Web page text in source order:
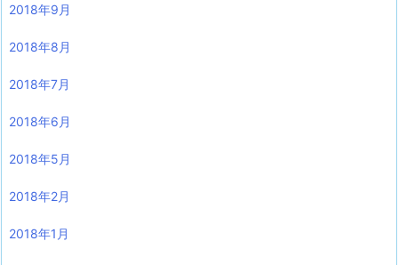
2018年9月
2018年8月
2018年7月
2018年6月
2018年5月
2018年2月
2018年1月